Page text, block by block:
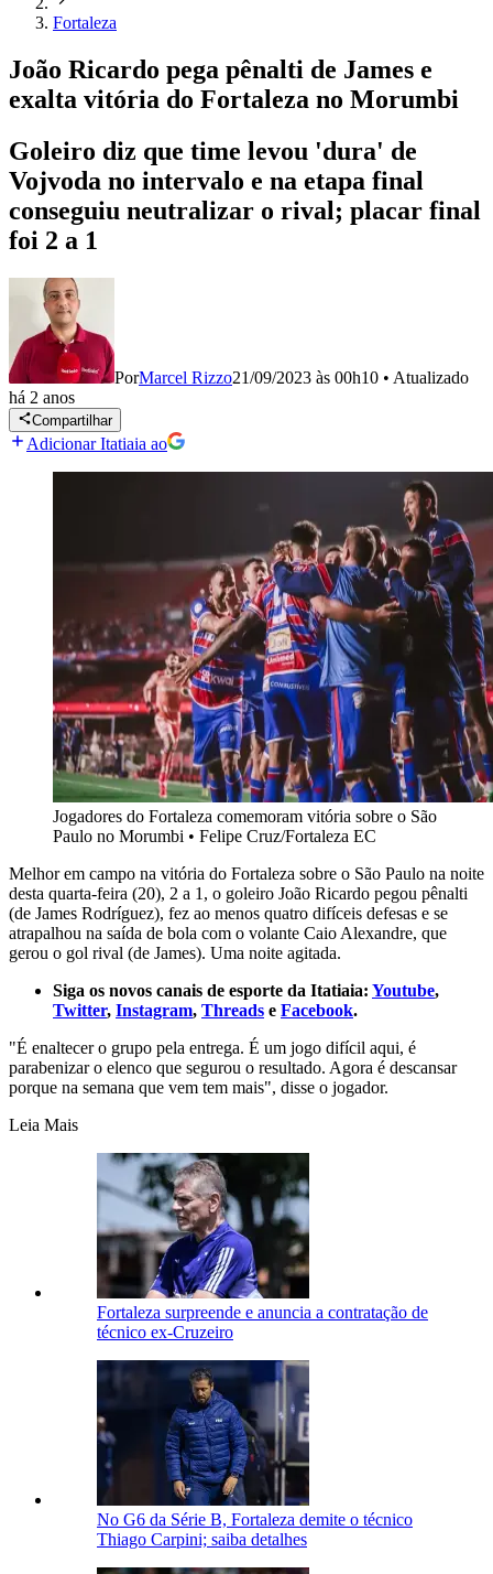
Fortaleza
João Ricardo pega pênalti de James e
exalta vitória do Fortaleza no Morumbi
Goleiro diz que time levou 'dura' de
Vojvoda no intervalo e na etapa final
conseguiu neutralizar o rival; placar final
foi 2 a 1
PorMarcel Rizzo21/09/2023 às 00h10 • Atualizado
há 2 anos
Compartilhar
Adicionar Itatiaia ao
Jogadores do Fortaleza comemoram vitória sobre o São
Paulo no Morumbi • Felipe Cruz/Fortaleza EC
Melhor em campo na vitória do Fortaleza sobre o São Paulo na noite
desta quarta-feira (20), 2 a 1, o goleiro João Ricardo pegou pênalti
(de James Rodríguez), fez ao menos quatro difíceis defesas e se
atrapalhou na saída de bola com o volante Caio Alexandre, que
gerou o gol rival (de James). Uma noite agitada.
Siga os novos canais de esporte da Itatiaia: Youtube,
Twitter, Instagram, Threads e Facebook.
"É enaltecer o grupo pela entrega. É um jogo difícil aqui, é
parabenizar o elenco que segurou o resultado. Agora é descansar
porque na semana que vem tem mais", disse o jogador.
Leia Mais
Fortaleza surpreende e anuncia a contratação de
técnico ex-Cruzeiro
No G6 da Série B, Fortaleza demite o técnico
Thiago Carpini; saiba detalhes